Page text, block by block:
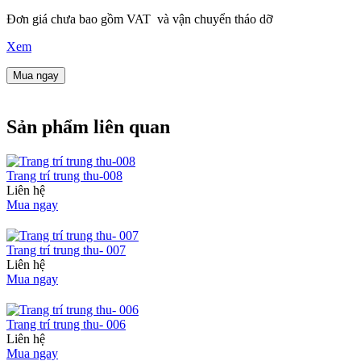
Đơn giá chưa bao gồm VAT và vận chuyển tháo dỡ
Xem
Mua ngay
Sản phẩm liên quan
Trang trí trung thu-008
Liên hệ
Mua ngay
Trang trí trung thu- 007
Liên hệ
Mua ngay
Trang trí trung thu- 006
Liên hệ
Mua ngay